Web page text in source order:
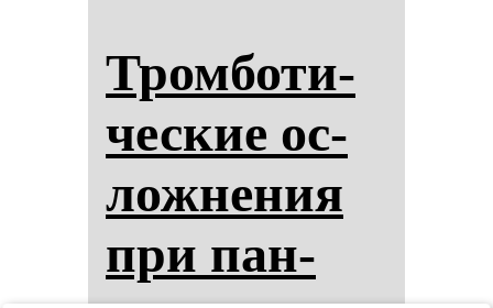
Тром­бо­ти­
чес­кие ос­
лож­не­ния
при пан­